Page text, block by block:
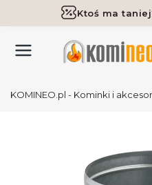
Ktoś ma
Darmowa
KOMINEO.pl - Kominki i